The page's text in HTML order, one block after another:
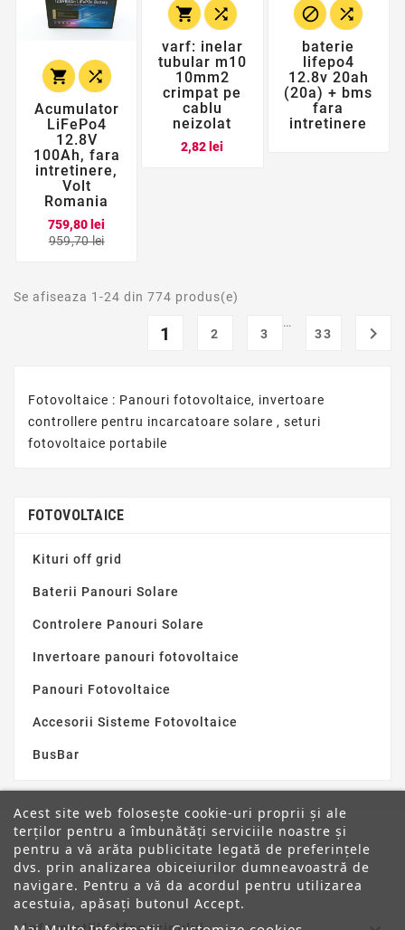
 
Acumulator
LiFePo4
12.8V
100Ah, fara
intretinere,
Volt
Romania
759,80 lei
959,70 lei
 
varf: inelar
tubular m10
10mm2
crimpat pe
cablu
neizolat
2,82 lei
 
baterie
lifepo4
12.8v 20ah
(20a) + bms
fara
intretinere
Se afiseaza 1-24 din 774 produs(e)
1 2 3
…
33

Fotovoltaice : Panouri fotovoltaice, invertoare
controllere pentru incarcatoare solare , seturi
fotovoltaice portabile
FOTOVOLTAICE
Kituri off grid
Baterii Panouri Solare
Controlere Panouri Solare
Invertoare panouri fotovoltaice
Panouri Fotovoltaice
Accesorii Sisteme Fotovoltaice
BusBar
ANPC
Acest site web folosește cookie-uri proprii și ale
terților pentru a îmbunătăți serviciile noastre și
pentru a vă arăta publicitate legată de preferințele
dvs. prin analizarea obiceiurilor dumneavoastră de
navigare. Pentru a vă da acordul pentru utilizarea
acestuia, apăsați butonul Accept.